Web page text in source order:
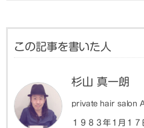
この記事を書いた人
杉山 真一朗
private hair salon
１９８３年１月１